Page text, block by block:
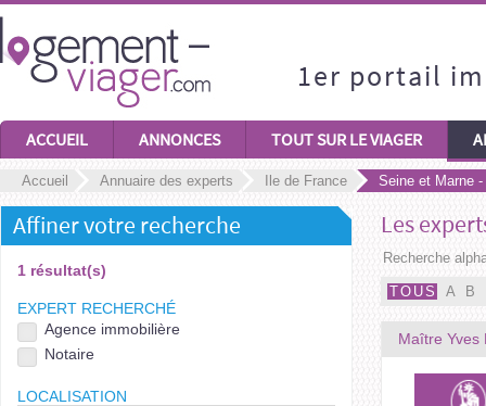
1er portail
ACCUEIL ANNONCES TOUT SUR LE VIAGER
Accueil Annuaire des experts Ile de France Seine et Marne -
Affiner votre recherche
1 résultat(s)
EXPERT RECHERCHÉ
Agence immobilière
Notaire
LOCALISATION
Les
Recherche
TOUS A B
Maître Yves